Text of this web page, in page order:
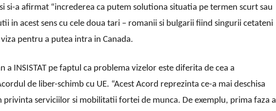
si-a afirmat “increderea ca putem solutiona situatia pe termen scurt sau
in acest sens cu cele doua tari – romanii si bulgarii fiind singurii cetateni
pentru a putea intra in Canada.
a INSISTAT pe faptul ca problema vizelor este diferita de cea a
de liber-schimb cu UE. “Acest Acord reprezinta ce-a mai deschisa
privinta serviciilor si mobilitatii fortei de munca. De exemplu, prima faza a